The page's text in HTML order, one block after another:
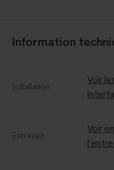
Information
Installation
Voir
Entretien
Voir